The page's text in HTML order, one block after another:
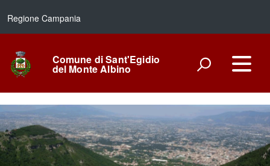
Regione Campania
Comune di Sant'Egidio
del Monte Albino